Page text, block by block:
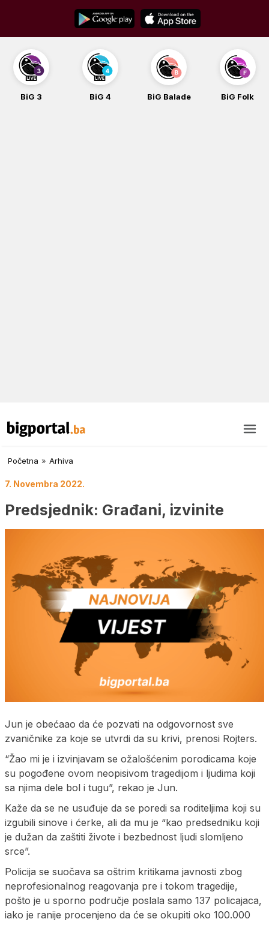
content
BiG 3 BiG 4 BiG Balade BiG Folk
Početna » Arhiva
7. Novembra 2022.
Predsjednik: Građani, izvinite
Jun je obećaao da će pozvati na odgovornost sve
zvaničnike za koje se utvrdi da su krivi, prenosi Rojters.
“Žao mi je i izvinjavam se ožalošćenim porodicama koje
su pogođene ovom neopisivom tragedijom i ljudima koji
sa njima dele bol i tugu”, rekao je Jun.
Kaže da se ne usuđuje da se poredi sa roditeljima koji su
izgubili sinove i ćerke, ali da mu je “kao predsedniku koji
je dužan da zaštiti živote i bezbednost ljudi slomljeno
srce”.
Policija se suočava sa oštrim kritikama javnosti zbog
neprofesionalnog reagovanja pre i tokom tragedije,
pošto je u sporno područje poslala samo 137 policajaca,
iako je ranije procenjeno da će se okupiti oko 100.000